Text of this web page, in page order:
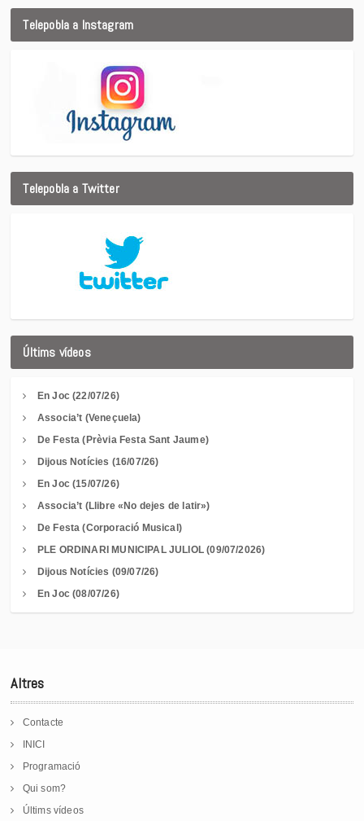
Telepobla a Instagram
Telepobla a Twitter
Últims vídeos
En Joc (22/07/26)
Associa’t (Veneçuela)
De Festa (Prèvia Festa Sant Jaume)
Dijous Notícies (16/07/26)
En Joc (15/07/26)
Associa’t (Llibre «No dejes de latir»)
De Festa (Corporació Musical)
PLE ORDINARI MUNICIPAL JULIOL (09/07/2026)
Dijous Notícies (09/07/26)
En Joc (08/07/26)
Altres
Contacte
INICI
Programació
Qui som?
Últims vídeos